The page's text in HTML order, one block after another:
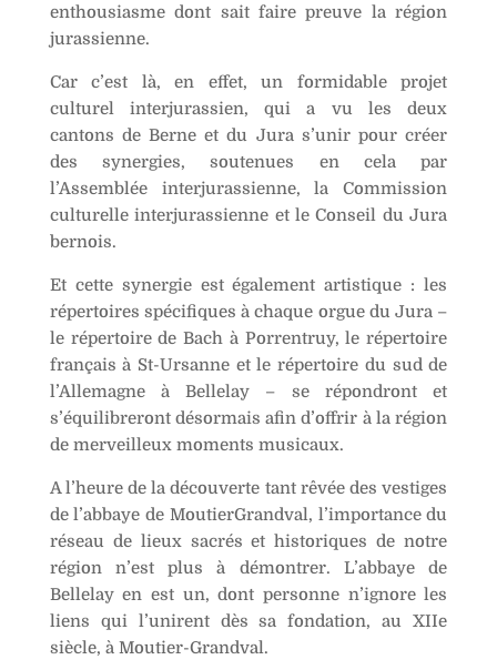
enthousiasme dont sait faire preuve la région
jurassienne.
Car c’est là, en effet, un formidable projet
culturel interjurassien, qui a vu les deux
cantons de Berne et du Jura s’unir pour créer
des synergies, soutenues en cela par
l’Assemblée interjurassienne, la Commission
culturelle interjurassienne et le Conseil du Jura
bernois.
Et cette synergie est également artistique : les
répertoires spécifiques à chaque orgue du Jura –
le répertoire de Bach à Porrentruy, le répertoire
français à St-Ursanne et le répertoire du sud de
l’Allemagne à Bellelay – se répondront et
s’équilibreront désormais afin d’offrir à la région
de merveilleux moments musicaux.
A l’heure de la découverte tant rêvée des vestiges
de l’abbaye de MoutierGrandval, l’importance du
réseau de lieux sacrés et historiques de notre
région n’est plus à démontrer. L’abbaye de
Bellelay en est un, dont personne n’ignore les
liens qui l’unirent dès sa fondation, au XIIe
siècle, à Moutier-Grandval.